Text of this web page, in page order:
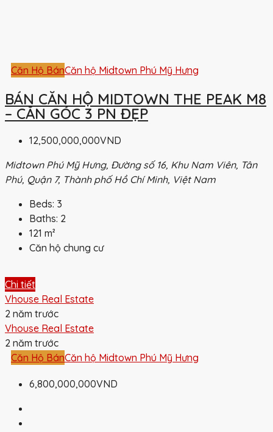
Căn Hộ BánCăn hộ Midtown Phú Mỹ Hưng
BÁN CĂN HỘ MIDTOWN THE PEAK M8
– CĂN GÓC 3 PN ĐẸP
12,500,000,000VND
Midtown Phú Mỹ Hưng, Đường số 16, Khu Nam Viên, Tân
Phú, Quận 7, Thành phố Hồ Chí Minh, Việt Nam
Beds: 3
Baths: 2
121 m²
Căn hộ chung cư
Chi tiết
Vhouse Real Estate
2 năm trước
Vhouse Real Estate
2 năm trước
Căn Hộ BánCăn hộ Midtown Phú Mỹ Hưng
6,800,000,000VND